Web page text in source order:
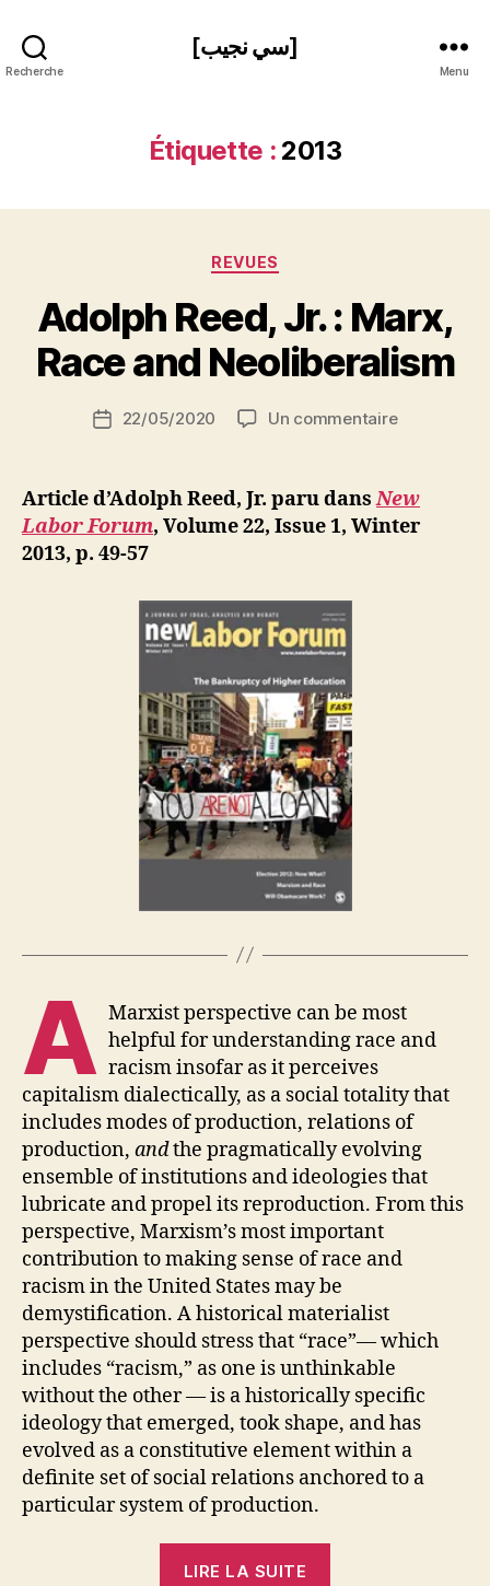
Recherche
[سي نجيب]
Menu
Étiquette : 2013
Catégories
REVUES
Adolph Reed, Jr. : Marx,
Race and Neoliberalism
Auteur
de
a
r
N
ji
Date22/05/2020 Un commentairesur
:
Marx,
Article d’Adolph Reed, Jr. paru dansNew
Labor Forum, Volume 22, Issue 1, Winter
2013, p. 49-57
A Marxist perspective can be most
helpful for understanding race and
racism insofar as it perceives
capitalism dialectically, as a social totality that
includes modes of production, relations of
production, andthe pragmatically evolving
ensemble of institutions and ideologies that
lubricate and propel its reproduction. From this
perspective, Marxism’s most important
contribution to making sense of race and
racism in the United States may be
demystification. A historical materialist
perspective should stress that “race”— which
includes “racism,” as one is unthinkable
without the other — is a historically specific
ideology that emerged, took shape, and has
evolved as a constitutive element within a
definite set of social relations anchored to a
particular system of production.
LIRE LA SUITE